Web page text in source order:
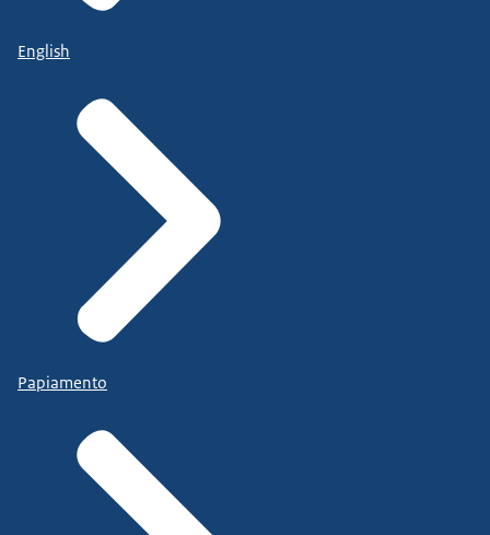
English
Papiamento